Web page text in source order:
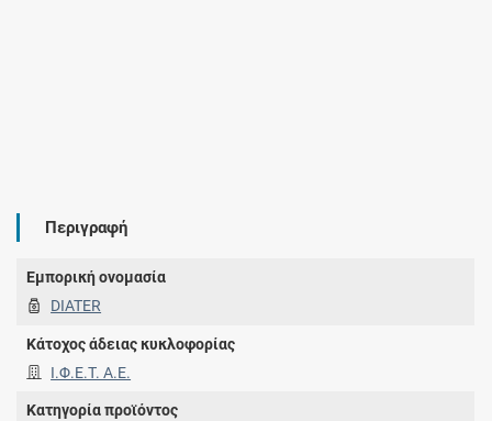
Περιγραφή
Εμπορική ονομασία
DIATER
Κάτοχος άδειας κυκλοφορίας
Ι.Φ.Ε.Τ. A.E.
Κατηγορία προϊόντος